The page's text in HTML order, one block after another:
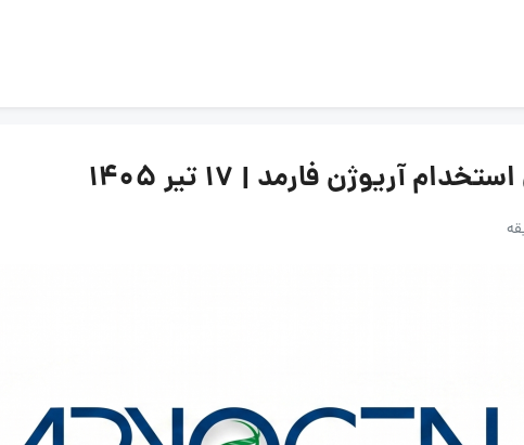
آریوژن فارمد | ۱۷ تیر ۱۴۰۵